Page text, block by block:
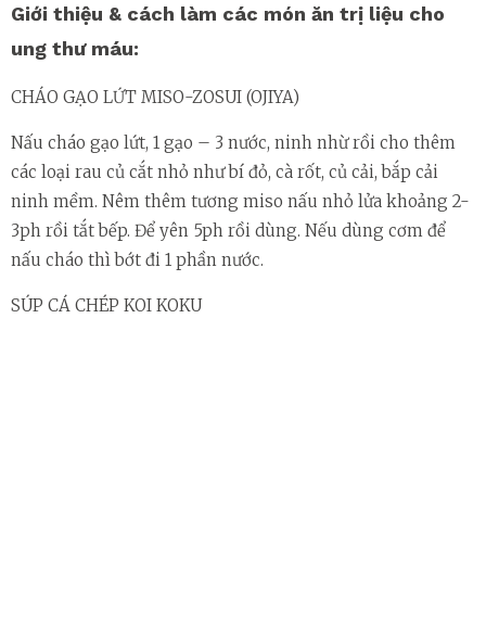
Giới thiệu & cách làm các món ăn trị liệu cho
ung thư máu:
CHÁO GẠO LỨT MISO-ZOSUI (OJIYA)
Nấu cháo gạo lứt, 1 gạo – 3 nước, ninh nhừ rồi cho thêm
các loại rau củ cắt nhỏ như bí đỏ, cà rốt, củ cải, bắp cải
ninh mềm. Nêm thêm tương miso nấu nhỏ lửa khoảng 2-
3ph rồi tắt bếp. Để yên 5ph rồi dùng. Nếu dùng cơm để
nấu cháo thì bớt đi 1 phần nước.
SÚP CÁ CHÉP KOI KOKU